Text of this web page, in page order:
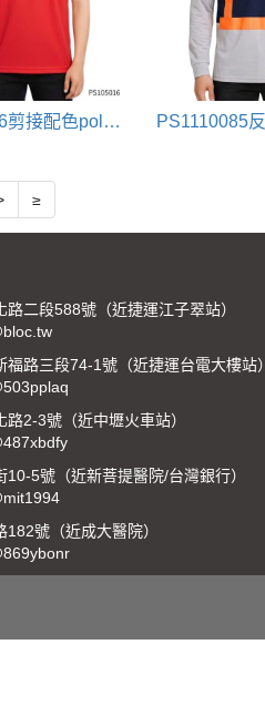
PS105016剪接配色polo衫
≥
二段588號（近捷運江子翠站）
路三段74-1號（近捷運台電大樓站）
2-3號（近中壢火車站）
5號（近新菩提醫院/台灣銀行）
號（近成大醫院）